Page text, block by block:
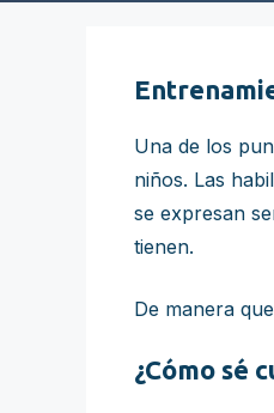
Una de los
niños. Las
se expresan
tienen.
De manera
¿Cómo sé